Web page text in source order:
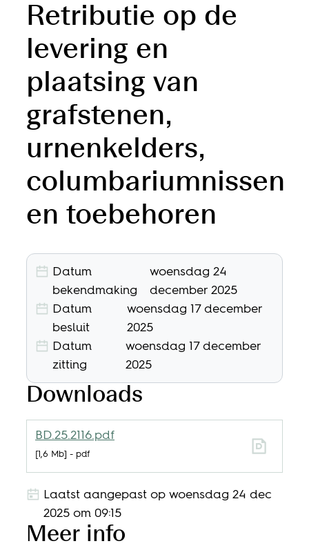
Retributie op de
levering en
plaatsing van
grafstenen,
urnenkelders,
columbariumnissen
en toebehoren
Datum
bekendmaking
woensdag 24
december 2025
Datum
besluit
woensdag 17 december
2025
Datum
zitting
woensdag 17 december
2025
Downloads
BD.25.2116.pdf
1,6 Mb pdf
Laatst aangepast op woensdag 24 dec
2025 om 09:15
Meer info